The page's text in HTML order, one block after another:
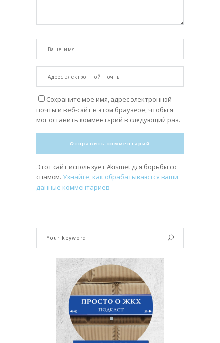
Сохраните мое имя, адрес электронной
почты и веб-сайт в этом браузере, чтобы я
мог оставить комментарий в следующий раз.
Этот сайт использует Akismet для борьбы со
спамом. Узнайте, как обрабатываются ваши
данные комментариев.